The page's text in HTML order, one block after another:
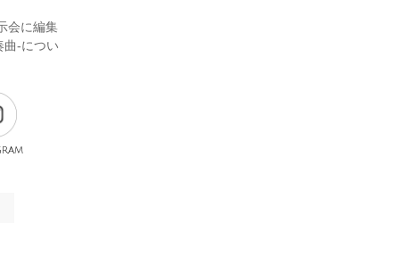
会に編集
-につい